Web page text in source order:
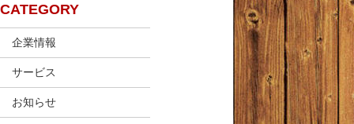
CATEGORY
企業情報
サービス
お知らせ